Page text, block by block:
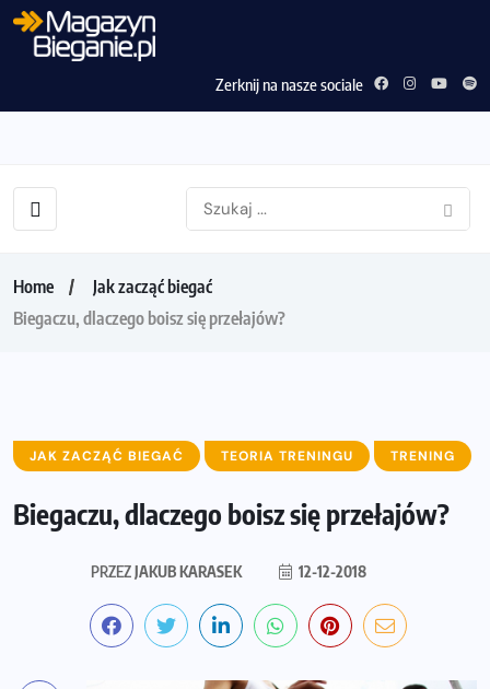
Zerknij na nasze sociale
Home
Jak zacząć biegać
Biegaczu, dlaczego boisz się przełajów?
JAK ZACZĄĆ BIEGAĆ TEORIA TRENINGU TRENING
Biegaczu, dlaczego boisz się przełajów?
PRZEZJAKUB KARASEK 12-12-2018